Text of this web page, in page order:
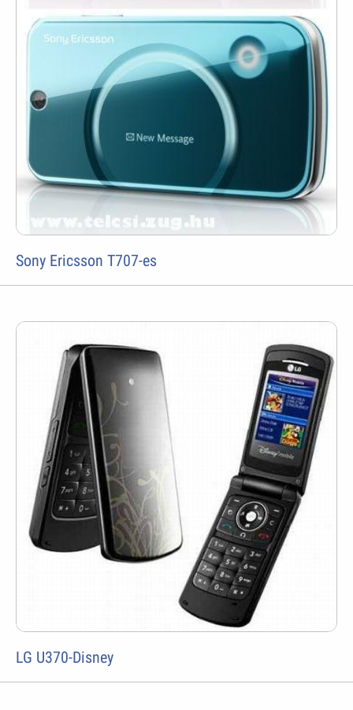
Sony Ericsson T707-es
LG U370-Disney